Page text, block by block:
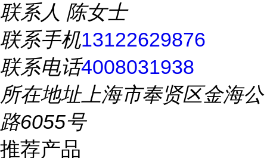
联系人 陈女士
联系手机13122629876
联系电话4008031938
所在地址上海市奉贤区金海公
路6055号
推荐产品